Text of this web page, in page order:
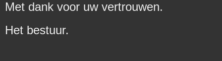
Met dank voor uw vertrouwen.
Het bestuur.